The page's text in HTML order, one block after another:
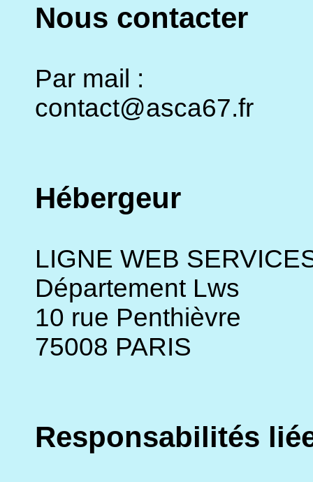
Nous contacter
Par mail :
contact@asca67.fr
Hébergeur
LIGNE WEB
Département Lws
10 rue Penthièvre
75008 PARIS
Responsabilités